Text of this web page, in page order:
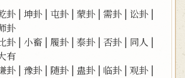
卦 | 坤卦 | 屯卦 |蒙卦 |需卦 | 讼卦 |
卦
卦 | 小畜 | 履卦 |泰卦 | 否卦 | 同人 |
有
卦 |豫卦 | 随卦 | 蛊卦 | 临卦 |观卦 |